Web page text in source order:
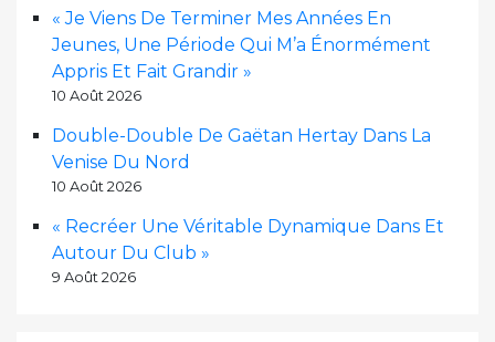
« Je Viens De Terminer Mes Années En
Jeunes, Une Période Qui M’a Énormément
Appris Et Fait Grandir »
10 Août 2026
Double-Double De Gaëtan Hertay Dans La
Venise Du Nord
10 Août 2026
« Recréer Une Véritable Dynamique Dans Et
Autour Du Club »
9 Août 2026